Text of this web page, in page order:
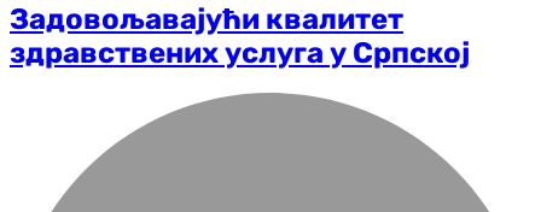
Задовољавајући квалитет
здравствених услуга у Српској